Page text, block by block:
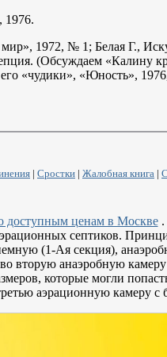
1976.
1972, № 1; Белая Г.,
(Обсуждаем
«чудики», «Юность»,
| Сростки | Жалобная книга |
ценам в Москве.
септиков.
(1-Ая секция),
вторую анаэробную
которые могли
аэрационную камеру с